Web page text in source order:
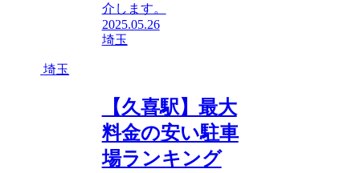
介します。
2025.05.26
埼玉
埼玉
【久喜駅】最大
料金の安い駐車
場ランキング